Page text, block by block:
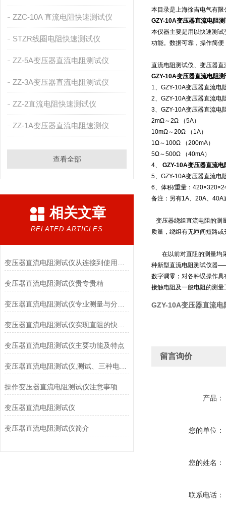
本目录是上海徐吉电气有
GZY-10A变压器直流电阻
本仪器主要是用以快速测
功能。数据可靠，操作简
直流电阻测试仪、变压器
GZY-10A变压器直流电阻
1、GZY-10A变压器直流电
2、GZY-10A变压器直流电
3、GZY-10A变压器直流
2mΩ～2Ω （5A）
10mΩ～20Ω （1A）
1Ω～100Ω （200mA）
5Ω～500Ω （40mA）
4、 GZY-10A变压器直流电
5、GZY-10A变压器直流电
6、体积/重量：
备注：另有1A、20A、40A
变压器绕组直流电阻的测
质量，绕组有无匝间短路
在以前对直阻的测量均采
种新型直流电阻测试仪器
数字调零；对各种误操作
接触电阻及一般电阻的测量
GZY-10A变压器直流电
留言询价
产品：
您的单位：
您的姓名：
联系电话：
ZZC-10A 直流电阻快速测试仪
STZR线圈电阻快速测试仪
ZZ-5A变压器直流电阻测试仪
ZZ-3A变压器直流电阻测试仪
ZZ-2直流电阻快速测试仪
ZZ-1A变压器直流电阻速测仪
查看全部
相关文章
RELATED ARTICLES
变压器直流电阻测试仪贵专贵精
变压器直流电阻测试仪实现直阻的快速测量利器
变压器直流电阻测试仪主要功能及特点
变压器直流电阻测试仪,测试、三种电流模式
操作变压器直流电阻测试仪注意事项
变压器直流电阻测试仪
变压器直流电阻测试仪简介